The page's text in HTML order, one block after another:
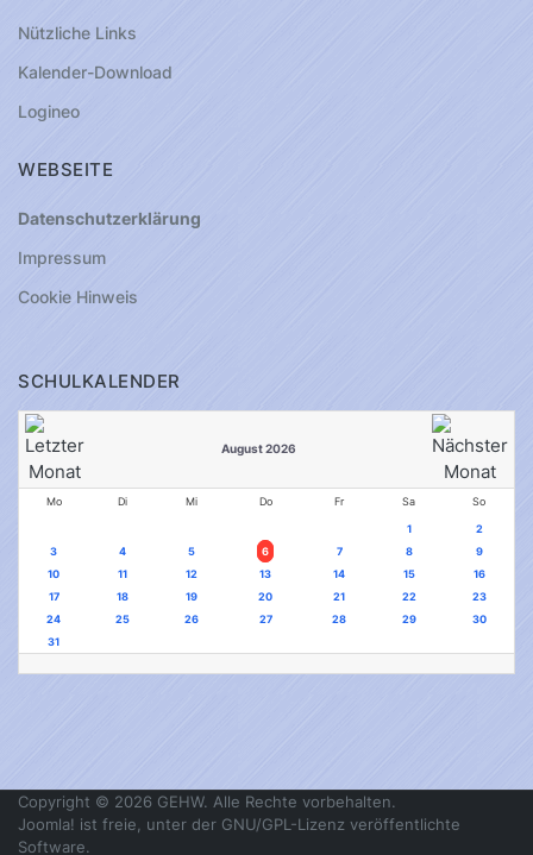
Nützliche Links
Kalender-Download
Logineo
WEBSEITE
Datenschutzerklärung
Impressum
Cookie Hinweis
SCHULKALENDER
August 2026
Mo Di Mi Do Fr Sa So
1
2
3
4 5 6 7 8
9
10
11 12 13 14 15
16
17
18 19 20 21 22
23
24
25 26 27 28 29
30
31
Copyright © 2026 GEHW. Alle Rechte vorbehalten.
Joomla! ist freie, unter der GNU/GPL-Lizenz veröffentlichte
Software.